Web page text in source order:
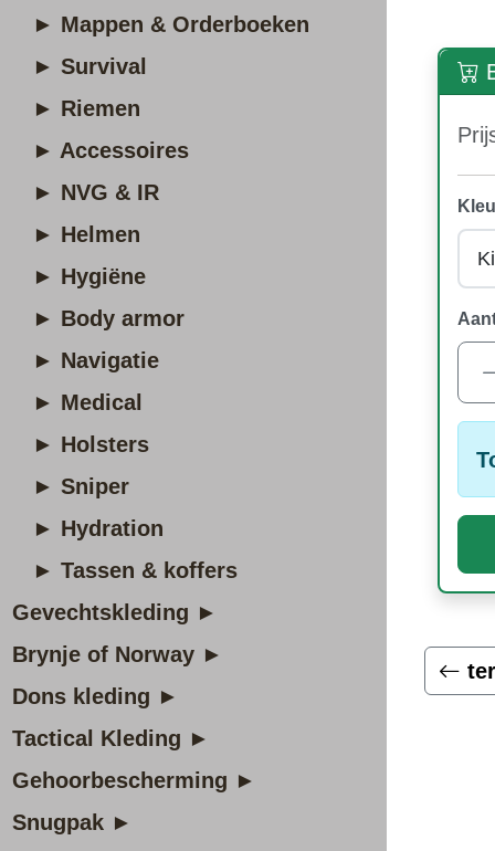
► Mappen & Orderboeken
► Survival
► Riemen
► Accessoires
► NVG & IR
► Helmen
► Hygiëne
► Body armor
► Navigatie
► Medical
► Holsters
► Sniper
► Hydration
► Tassen & koffers
Gevechtskleding ►
Brynje of Norway ►
Dons kleding ►
Tactical Kleding ►
Gehoorbescherming ►
Snugpak ►